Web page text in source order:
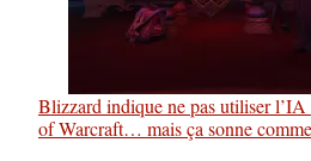
Blizzard indique ne pas utiliser
of Warcraft… mais ça sonne